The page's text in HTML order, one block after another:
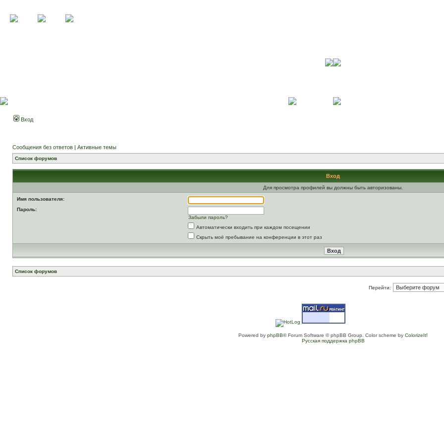
Вход
Сообщения без ответов | Активные темы
Список форумов
Вход
Для просмотра профилей вы должны быть авторизованы.
Имя пользователя:
Пароль:
Забыли пароль?
Автоматически входить при каждом посещении
Скрыть моё пребывание на конференции в этот раз
Список форумов
Перейти:
Powered by phpBB® Forum Software © phpBB Group. Color scheme by ColorizeIt!
Русская поддержка phpBB